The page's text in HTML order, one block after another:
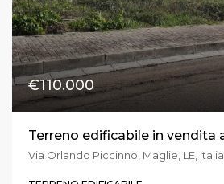
€110.000
Via Orlando Piccinno, Maglie, LE, Italia